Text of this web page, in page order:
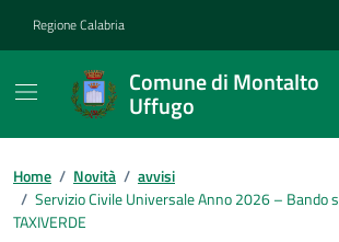
Regione Calabria
Comune di Montalto
Uffugo
Home / Novità / avvisi
/ Servizio Civile Universale Anno 2026 – Bando
TAXIVERDE